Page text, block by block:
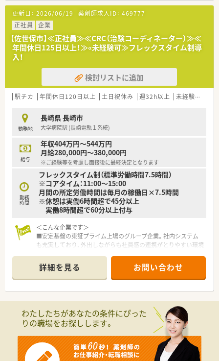
＜こんな企業です＞
■医療イノベーションを志し、両社が取り組んできたヘルスケア
事業をより一層加速してまいります。
■これまで多くの治験に携わり、主に『お薬の一生』に貢献して
きました。
■医療領域だけにとどまらず、健康、未病・予防、予後といった一
ってきた知識・ノウハウを活用し、生を受けたその人がその人ら
しい一生を全うする一助となるよう、『ヒトの一生』への寄与を
目指します。
■長年高めてきた倫理観を礎に、時代のニーズに柔軟に対応する
姿勢と新たな価値を創造していくフロンティア精神を持つ集団
■ヘルスケア業界の心髄ともいえる『生と命の追求・研究』それ
が我々の使命です。当社の各事業部は、それぞれがLAB（研究室）
けたあらゆるライフスタイルの支援と維持に貢献してまいりま
す。
＜担当業務について>
■SMA業務
治験実施施設(病院・クリニック等)に対し、実施のための各種折
衝や環境整備支援、事務業務などを担当していただきます。
（代表的な業務内容）
・治験実施施設の医師への案件打診
・CRCの勉強会や治験実施施設での説明会の調整
・安全性等を審議する専門委員会(IRB)への対応支援
・その他資料作成支援、必須文書作成～保管 等
■最寄駅から徒歩3分の立地にあり、周辺には市役所などがある
オフィス街での勤務です。
■飲食店やコンビニなども多くございますので、お昼休憩時も大
変便利な環境です。
■フレックス制度を導入しておりますのでワークライフバラン
スを実現できる環境です。
■SMO業界でSMA実務経験が2年以上ある方の募集ですが、困っ
たときは先輩や上司から手厚くサポートを頂ける環境です。
■現在治療法がなく苦しんでいる患者様に対して薬を届けるこ
とや最前線で治療にあたる医師やスタッフのサポートを行うや
りがいのある業務です。
■入社時には、同期入社者とともに2週間弱、東京本社にて集合
研修を行います（※参加必須）。会社のことや業務を遂行する上
で必要な法令から実務まで座学中心でロープレを交えながら学
■各拠点に配属され先輩社員から業務を引継ぎながらOJT担当
者とともに医療機関へ同行するなど、徐々に業務を身に着けるこ
とが出来ます。
■確認テストやチェックシートを用いながら習熟度を測り、入社
＜こんな企業です＞
■医療イノベーションを志し、両社が取り組んできたヘルスケア
■これまで多くの治験に携わり、主に『お薬の一生』に貢献して
きました。
更新日： 2026/06/19 薬剤師求人ID： 469777
正社員
企業
【佐世保市】≪正社員≫≪CRC（治験コーディネーター）≫≪
年間休日125日以上！≫«未経験可≫フレックスタイム制導
入！
検討リストに追加
駅チカ 年間休日120日以上 土日祝休み 週32h以上 未経験可
勤務地
長崎県 長崎市
大学病院駅 (長崎電軌１系統)
給与
年収404万円～544万円
月給280,000円～380,000円
※ご経験等を考慮し面接後に最終決定となります
勤務
時間
フレックスタイム制（標準労働時間7.5時間）
※コアタイム：11:00～15:00
月間の所定労働時間は毎月の稼働日×7.5時間
※休憩は実働6時間超で45分以上
実働8時間超で60分以上付与
＜こんな企業です＞
■安定基盤の東証プライム上場のグループ企業。社内システム
も充実しており、外出しながらも社員感の連携がとりやすい環境
■会社のカラーとしてチーム全体で協力しながら治験を進めて
いく会社です。
■施設によって就業時間が異なるためフレックスタイム制を導
入されています。
■担当施設により休日出勤もございますが、平日に振替休日を取
得することができます。
＜業務内容＞
■長崎県佐世保市の医療機関を担当いただくCRC（治験コーディ
詳細を見る お問い合わせ
わたしたちがあなたの条件にぴった
りの職場をお探しします。